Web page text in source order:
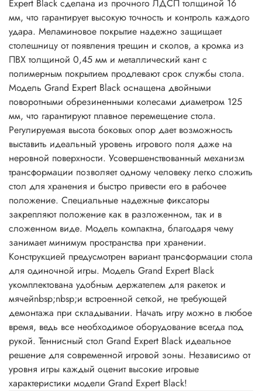
Expert Black сделана из прочного ЛДСП толщиной 16
мм, что гарантирует высокую точность и контроль каждого
удара. Меламиновое покрытие надежно защищает
столешницу от появления трещин и сколов, а кромка из
ПВХ толщиной 0,45 мм и металлический кант с
полимерным покрытием продлевают срок службы стола.
Модель Grand Expert Black оснащена двойными
поворотными обрезиненными колесами диаметром 125
мм, что гарантируют плавное перемещение стола.
Регулируемая высота боковых опор дает возможность
выставить идеальный уровень игрового поля даже на
неровной поверхности. Усовершенствованный механизм
трансформации позволяет одному человеку легко сложить
стол для хранения и быстро привести его в рабочее
положение. Специальные надежные фиксаторы
закрепляют положение как в разложенном, так и в
сложенном виде. Модель компактна, благодаря чему
занимает минимум пространства при хранении.
Конструкцией предусмотрен вариант трансформации стола
для одиночной игры. Модель Grand Expert Black
укомплектована удобным держателем для ракеток и
мячейnbsp;nbsp;и встроенной сеткой, не требующей
демонтажа при складывании. Начать игру можно в любое
время, ведь все необходимое оборудование всегда под
рукой. Теннисный стол Grand Expert Black идеальное
решение для современной игровой зоны. Независимо от
уровня игры каждый оценит высокие игровые
характеристики модели Grand Expert Black!